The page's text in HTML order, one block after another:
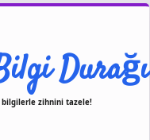
Durağı
bilgilerle zihnini tazele!